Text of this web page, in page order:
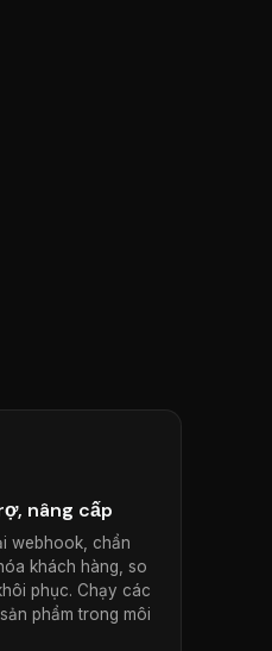
nâng cấp
webhook, chẩn
khách hàng, so
phục. Chạy các
phẩm trong môi